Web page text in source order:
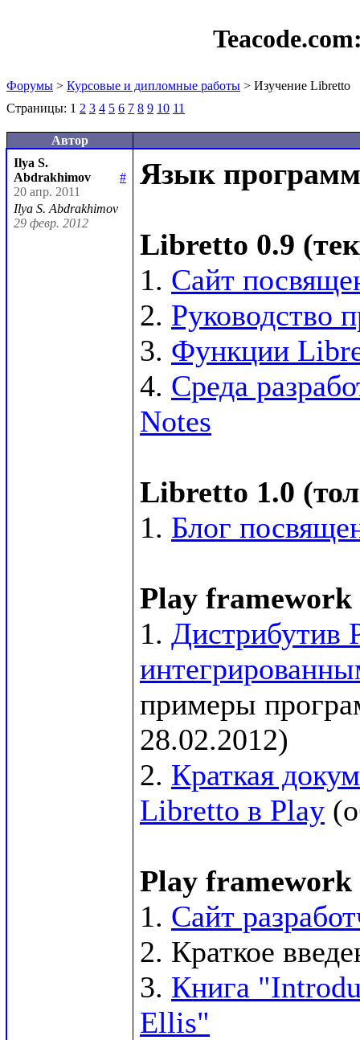
Форумы > Курсовые и дипломные работы > Изучение Libretto
Страницы: 1 2 3 4 5 6 7 8 9 10 11
Автор
Ilya S.
Abdrakhimov
#
20 апр. 2011
Ilya S. Abdrakhimov
29 февр. 2012
Язык
Libretto 0.9
1. Сайт
2. Руководство
3. Функции
4. Среда
Notes
Libretto 1.0
1. Блог
Play
1. Дистрибутив
примеры
28.02.2012)
2. Краткая
Libretto в Play
Play framework
1. Сайт
2. Краткое
3. Книга
Ellis"